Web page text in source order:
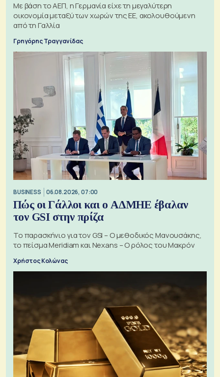
Με βάση το ΑΕΠ, η Γερμανία είχε τη μεγαλύτερη
οικονομία μεταξύ των χωρών της ΕΕ, ακολουθούμενη
από τη Γαλλία
Γρηγόρης Τραγγανίδας
BUSINESS 06.08.2026, 07:00
Πώς οι Γάλλοι και ο ΑΔΜΗΕ έβαλαν
τον GSI στην πρίζα
Το παρασκήνιο για τον GSI – Ο μεθοδικός Μανουσάκης,
το πείσμα Meridiam και Nexans – Ο ρόλος του Μακρόν
Χρήστος Κολώνας